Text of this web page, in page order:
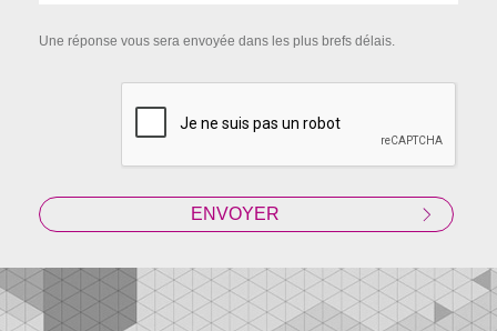
Une réponse vous sera envoyée dans les plus brefs délais.